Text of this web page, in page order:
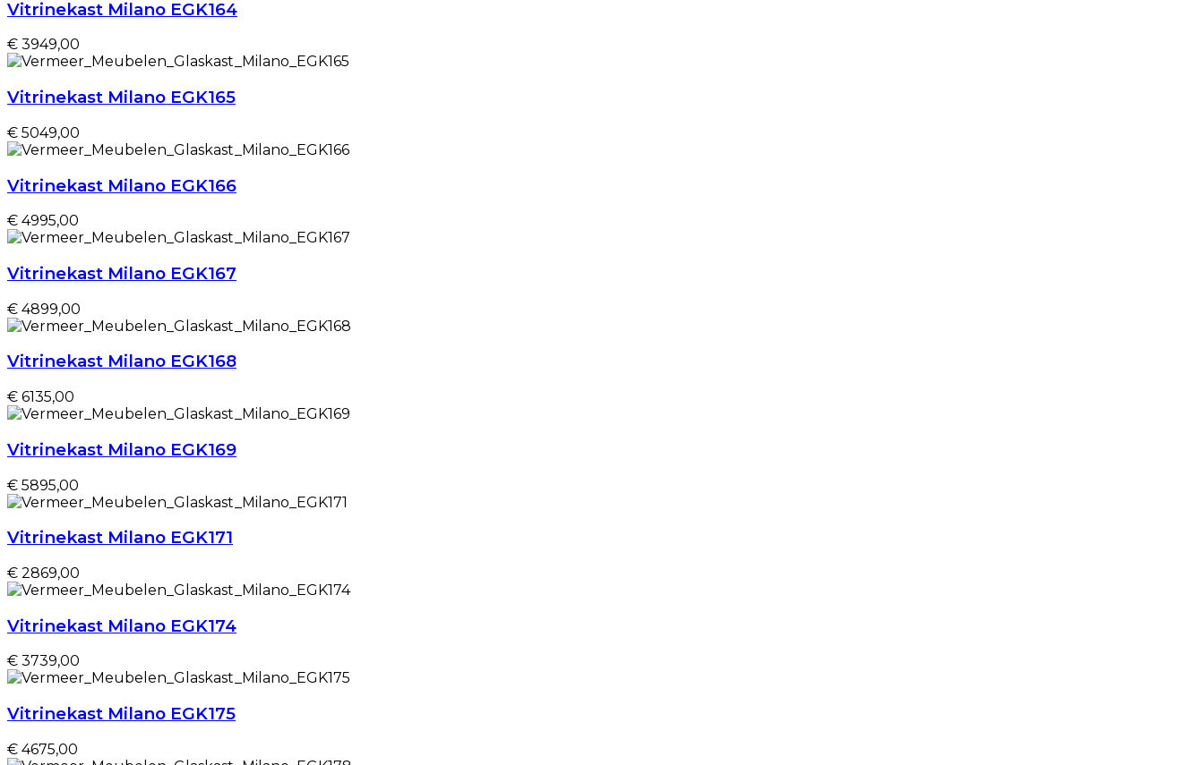
Vitrinekast Milano EGK164
€ 3949,00
Vitrinekast Milano EGK165
€ 5049,00
Vitrinekast Milano EGK166
€ 4995,00
Vitrinekast Milano EGK167
€ 4899,00
Vitrinekast Milano EGK168
€ 6135,00
Vitrinekast Milano EGK169
€ 5895,00
Vitrinekast Milano EGK171
€ 2869,00
Vitrinekast Milano EGK174
€ 3739,00
Vitrinekast Milano EGK175
€ 4675,00